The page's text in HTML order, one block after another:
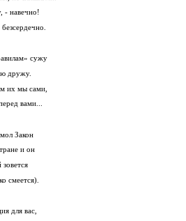
- навечно!
сужу
дружу.
их мы сами,
вами...
Закон
и он
смеется).
для вас,